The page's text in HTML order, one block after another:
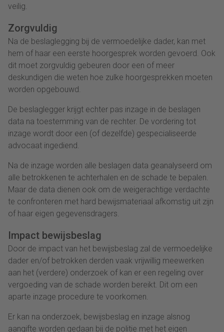
veilig.
Zorgvuldig
Na de beslaglegging bij de vermoedelijke dader, kan met
hem of haar een eerste hoorgesprek worden gevoerd. Ook
dit moet zorgvuldig gebeuren door een of meer
deskundigen die weten hoe zulke hoorgesprekken moeten
worden opgebouwd.
De beslaglegger krijgt echter pas inzage in de beslagen
data na toestemming van de rechter. De vordering tot
inzage wordt door een (of dezelfde) gespecialiseerde
advocaat ingediend.
Na de inzage worden alle beslagen data geanalyseerd om
alle betrokkenen te achterhalen en de schade te bepalen.
Maar de data dienen ook om de weigerachtige verdachte
te confronteren met hard bewijsmateriaal afkomstig uit zijn
of haar eigen gegevensdragers.
Impact bewijsbeslag
Door de impact van het bewijsbeslag zal de vermoedelijke
dader en/of betrokken derden vaak vrijwillig meewerken
aan het (verdere) onderzoek of kan er een regeling over
vergoeding van de schade worden bereikt. Dit om een
aparte inzage procedure te voorkomen.
Er kan na onderzoek, bewijsbeslag en inzage alsnog
aangifte worden gedaan bij de politie met het eigen